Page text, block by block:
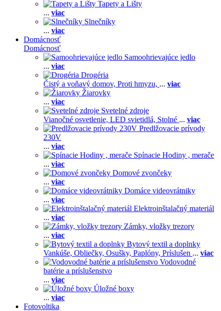
Tapety a Lišty
... viac
Slnečníky
... viac
Domácnosť
Domácnosť
Samoohrievajúce jedlo
... viac
Drogéria
Čistý a voňavý domov, Proti hmyzu, ... viac
Žiarovky
... viac
Svetelné zdroje
Vianočné osvetlenie, LED svietidlá, Stolné ... viac
Predlžovacie prívody
230V
... viac
Spínacie Hodiny , merače
... viac
Domové zvončeky
... viac
Domáce videovrátniky
... viac
Elektroinštalačný materiál
... viac
Zámky, vložky trezory
... viac
Bytový textil a doplnky
Vankúše, Obliečky, Osušky, Paplóny, Príslušen ... viac
Vodovodné
batérie a príslušenstvo
... viac
Úložné boxy
... viac
Fotovoltika